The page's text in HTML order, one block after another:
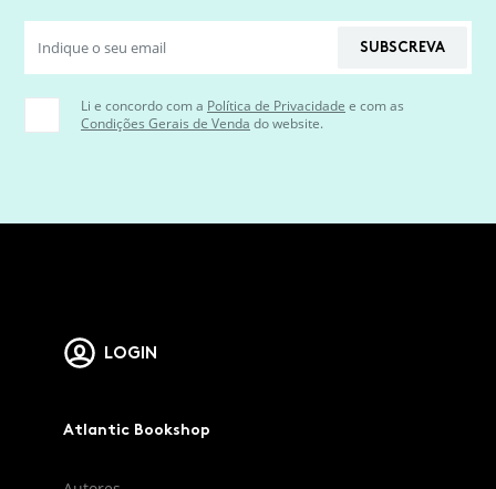
SUBSCREVA
Li e concordo com a Política de Privacidade e com as
Condições Gerais de Venda do website.
LOGIN
Atlantic Bookshop